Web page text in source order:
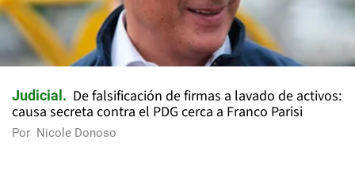
Judicial
De falsificación de firmas a lavado de activos:
causa secreta contra el PDG cerca a Franco Parisi
Por Nicole Donoso